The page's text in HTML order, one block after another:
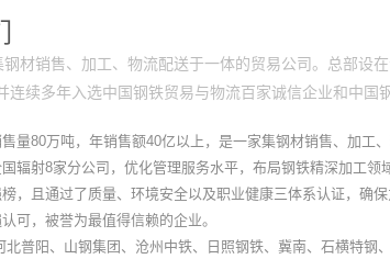
材销售、加工、物流配送于一体的贸易公司。总部设
续多年入选中国钢铁贸易与物流百家诚信企业和中国
80万吨，年销售额40亿以上，是一家集钢材销售、加工
辐射8家分公司，优化管理服务水平，布局钢铁精深加工领
，且通过了质量、环境安全以及职业健康三体系认证，确
可，被誉为最值得信赖的企业。
北普阳、山钢集团、沧州中铁、日照钢铁、冀南、石横特钢